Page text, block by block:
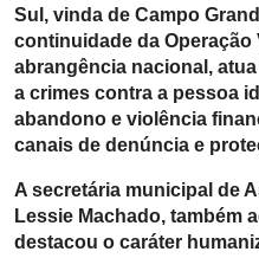
Sul, vinda de Campo
continuidade da Operação
abrangência nacional,
a crimes contra a pessoa
abandono e violência
canais de denúncia e
A secretária municipal de
Lessie Machado, também
destacou o caráter